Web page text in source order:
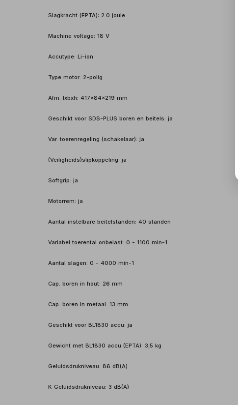
Slagkracht (EPTA): 2.0 joule
Machine voltage: 18 V
Accutype: Li-ion
Type motor: 2-polig
Afm. lxbxh: 417x84x219 mm
Geschikt voor SDS-PLUS boren en beitels: ja
Var. toerenregeling (schakelaar): ja
(Veiligheids)slipkoppeling: ja
Softgrip: ja
Motorrem: ja
Aantal instelbare beitelstanden: 40 standen
Variabel toerental onbelast: 0 - 1100 min-1
Aantal slagen: 0 - 4000 min-1
Cap. boren in hout: 26 mm
Cap. boren in metaal: 13 mm
Geschikt voor BL1830 accu: ja
Gewicht met BL1830 accu (EPTA): 3,5 kg
Geluidsdrukniveau: 86 dB(A)
K Geluidsdrukniveau: 3 dB(A)